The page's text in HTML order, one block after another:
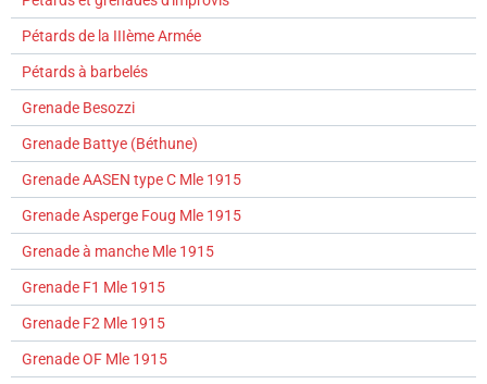
Pétards de la IIIème Armée
Pétards à barbelés
Grenade Besozzi
Grenade Battye (Béthune)
Grenade AASEN type C Mle 1915
Grenade Asperge Foug Mle 1915
Grenade à manche Mle 1915
Grenade F1 Mle 1915
Grenade F2 Mle 1915
Grenade OF Mle 1915